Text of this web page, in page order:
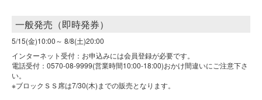
一般発売（即時発券）
5/15(金)10:00～ 8/8(土)20:00
インターネット受付：お申込みには会員登録が必要です。
電話受付：0570-08-9999(営業時間10:00-18:00)おかけ間違いにご注意下さ
い。
※ブロックＳＳ席は7/30(木)までの販売となります。